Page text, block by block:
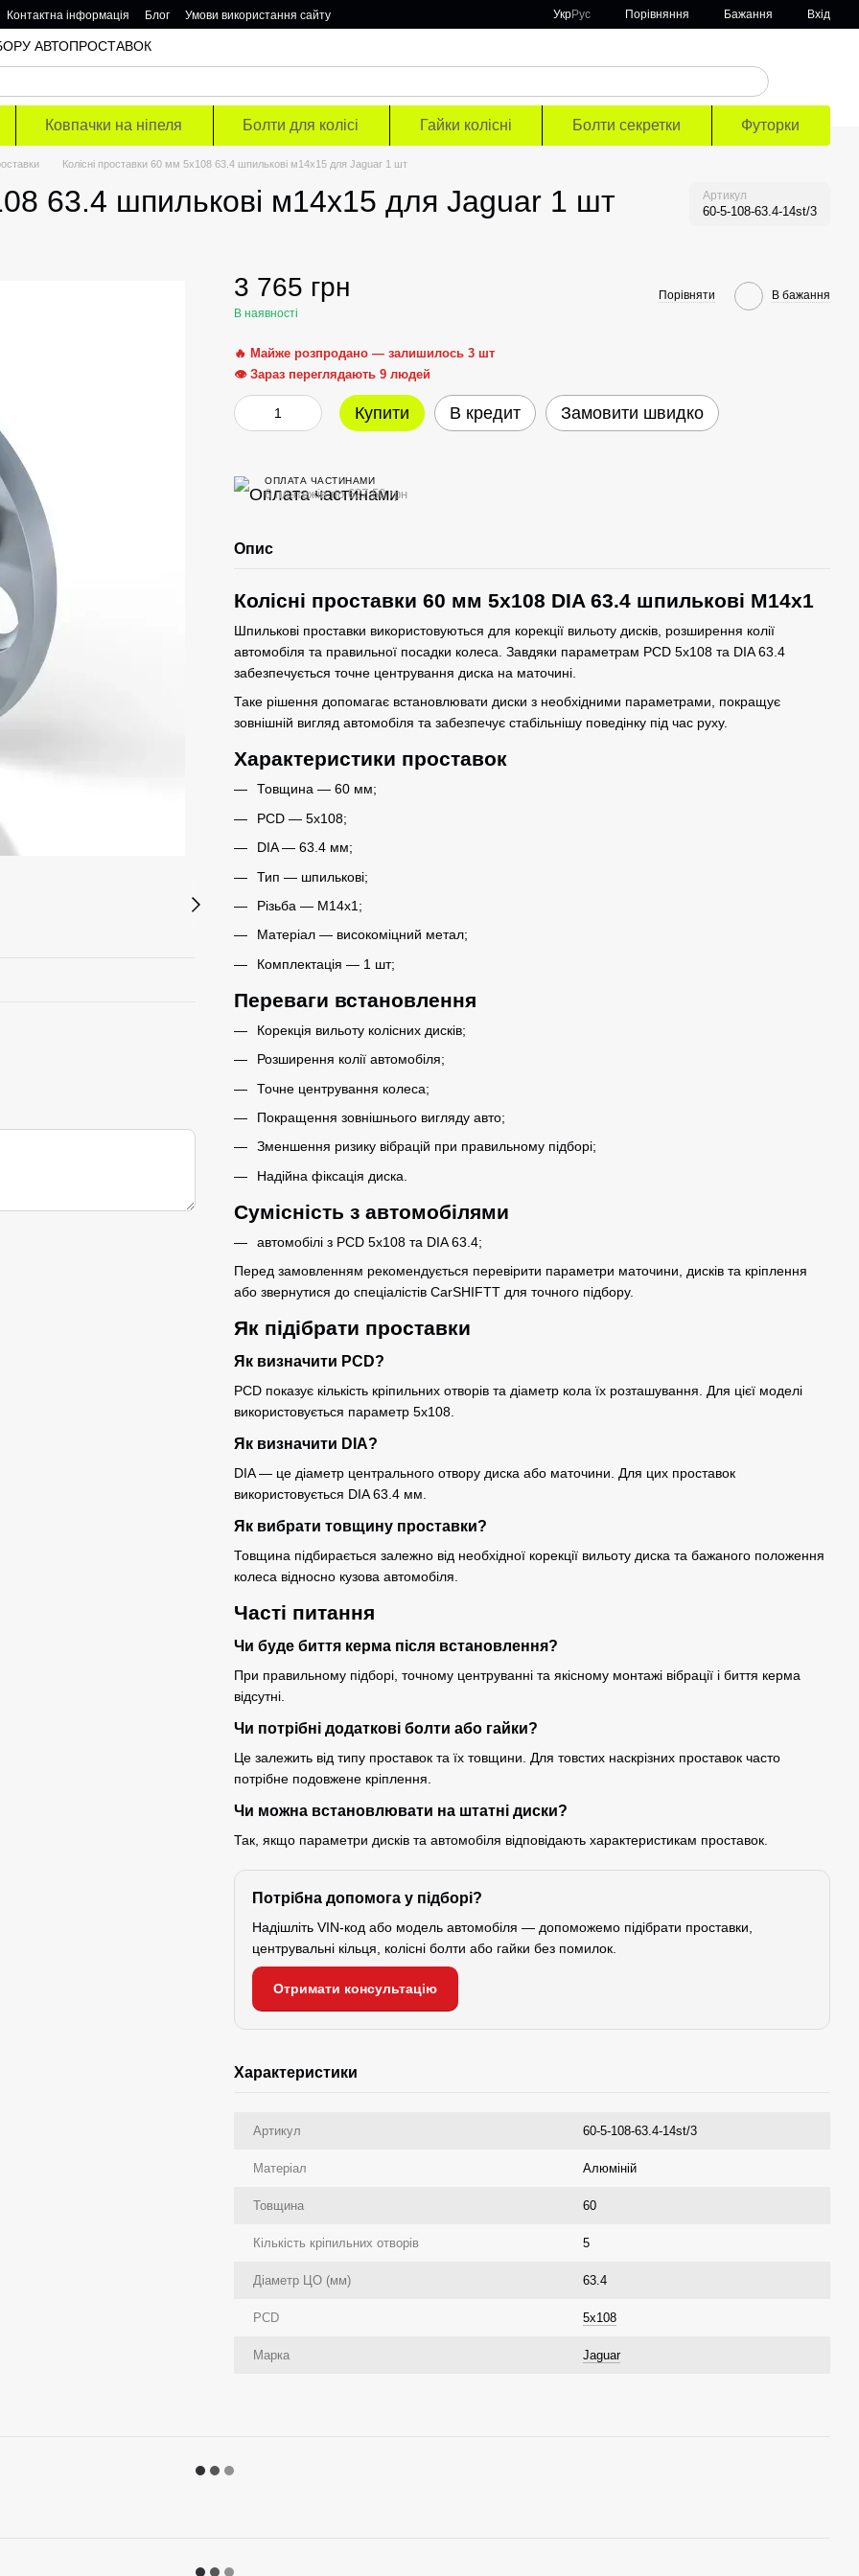
Контактна інформація Блог
Умови використання сайту
УкрРус Порівняння Бажання Вхід
АВТОПРОСТАВОК
Ковпачки на ніпеля Болти для колісі Гайки колісні Болти секретки Футорки
Колісні проставки 60 мм 5х108 63.4 шпилькові м14х15 для Jaguar 1 шт
63.4 шпилькові м14х15 для Jaguar 1 шт Артикул
60-5-108-63.4-14st/3
3 765 грн
В наявності
Порівняти В бажання
🔥 Майже розпродано — залишилось 3 шт
👁 Зараз переглядають 9 людей
Купити В кредит Замовити швидко
ОПЛАТА ЧАСТИНАМИ
6 платежів по 627.50 грн
Опис
Колісні проставки 60 мм 5x108 DIA 63.4 шпилькові M14x1
Шпилькові проставки використовуються для корекції вильоту дисків, розширення колії
автомобіля та правильної посадки колеса. Завдяки параметрам PCD 5x108 та DIA 63.4
забезпечується точне центрування диска на маточині.
Таке рішення допомагає встановлювати диски з необхідними параметрами, покращує
зовнішній вигляд автомобіля та забезпечує стабільнішу поведінку під час руху.
Характеристики проставок
Товщина — 60 мм;
PCD — 5x108;
DIA — 63.4 мм;
Тип — шпилькові;
Різьба — M14x1;
Матеріал — високоміцний метал;
Комплектація — 1 шт;
Переваги встановлення
Корекція вильоту колісних дисків;
Розширення колії автомобіля;
Точне центрування колеса;
Покращення зовнішнього вигляду авто;
Зменшення ризику вібрацій при правильному підборі;
Надійна фіксація диска.
Сумісність з автомобілями
автомобілі з PCD 5x108 та DIA 63.4;
Перед замовленням рекомендується перевірити параметри маточини, дисків та кріплення
або звернутися до спеціалістів CarSHIFTT для точного підбору.
Як підібрати проставки
Як визначити PCD?
PCD показує кількість кріпильних отворів та діаметр кола їх розташування. Для цієї моделі
використовується параметр 5x108.
Як визначити DIA?
DIA — це діаметр центрального отвору диска або маточини. Для цих проставок
використовується DIA 63.4 мм.
Як вибрати товщину проставки?
Товщина підбирається залежно від необхідної корекції вильоту диска та бажаного положення
колеса відносно кузова автомобіля.
Часті питання
Чи буде биття керма після встановлення?
При правильному підборі, точному центруванні та якісному монтажі вібрації і биття керма
відсутні.
Чи потрібні додаткові болти або гайки?
Це залежить від типу проставок та їх товщини. Для товстих наскрізних проставок часто
потрібне подовжене кріплення.
Чи можна встановлювати на штатні диски?
Так, якщо параметри дисків та автомобіля відповідають характеристикам проставок.
Потрібна допомога у підборі?
Надішліть VIN-код або модель автомобіля — допоможемо підібрати проставки,
центрувальні кільця, колісні болти або гайки без помилок.
Отримати консультацію
Характеристики
Артикул 60-5-108-63.4-14st/3
Матеріал Алюміній
Товщина 60
Кількість кріпильних отворів 5
Діаметр ЦО (мм) 63.4
PCD 5x108
Марка Jaguar